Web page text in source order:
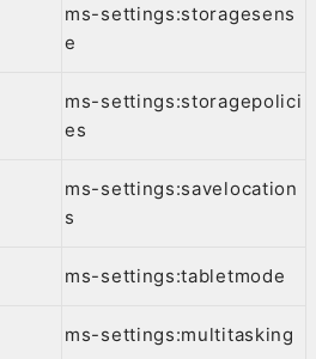
ms-settings:storagesens
e
ms-settings:storagepolici
es
ms-settings:savelocation
s
ms-settings:tabletmode
ms-settings:multitasking